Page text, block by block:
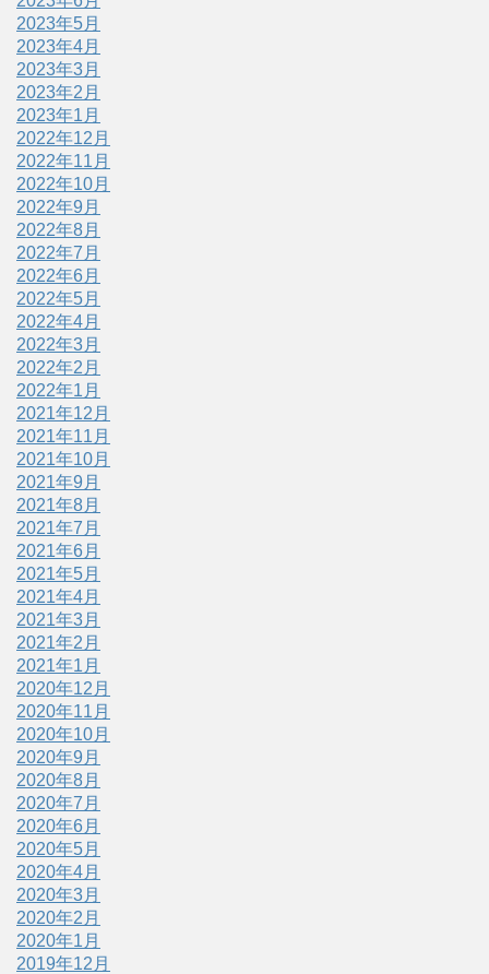
2023年5月
2023年4月
2023年3月
2023年2月
2023年1月
2022年12月
2022年11月
2022年10月
2022年9月
2022年8月
2022年7月
2022年6月
2022年5月
2022年4月
2022年3月
2022年2月
2022年1月
2021年12月
2021年11月
2021年10月
2021年9月
2021年8月
2021年7月
2021年6月
2021年5月
2021年4月
2021年3月
2021年2月
2021年1月
2020年12月
2020年11月
2020年10月
2020年9月
2020年8月
2020年7月
2020年6月
2020年5月
2020年4月
2020年3月
2020年2月
2020年1月
2019年12月